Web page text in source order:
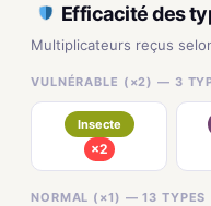
Efficacité des
Multiplicateurs reçus
VULNÉRABLE (×2) — 3
Insecte
×2
NORMAL (×1) — 13 TYPES